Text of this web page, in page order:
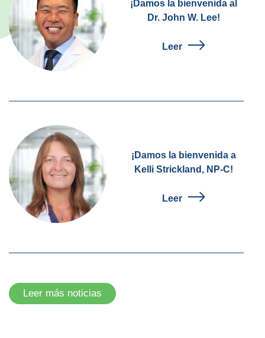
¡Damos la bienvenida al
Dr. John W. Lee!
Leer
¡Damos la bienvenida a
Kelli Strickland, NP-C!
Leer
Leer más noticias